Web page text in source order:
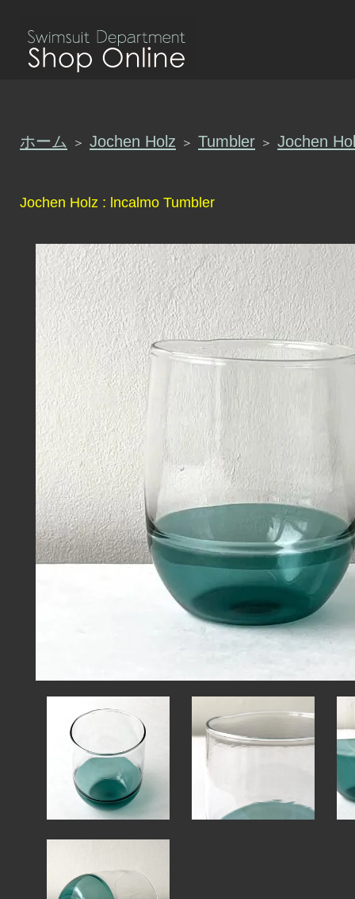
ホーム ＞ Jochen Holz ＞ Tumbler ＞ Jochen
Jochen Holz : lncalmo Tumbler